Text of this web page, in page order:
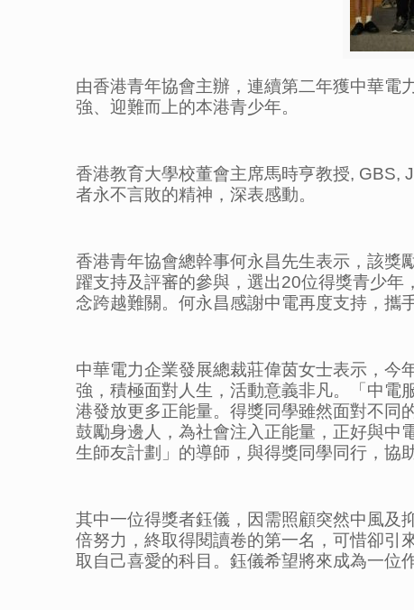
由香港青年協會主辦，連續第二年獲中華電
強、迎難而上的本港青少年。
香港教育大學校董會主席馬時亨教授, GBS,
者永不言敗的精神，深表感動。
香港青年協會總幹事何永昌先生表示，該獎
躍支持及評審的參與，選出20位得獎青少
念跨越難關。何永昌感謝中電再度支持，攜
中華電力企業發展總裁莊偉茵女士表示，今
強，積極面對人生，活動意義非凡。「中電
港發放更多正能量。得獎同學雖然面對不同
鼓勵身邊人，為社會注入正能量，正好與中
生師友計劃」的導師，與得獎同學同行，協
其中一位得獎者鈺儀，因需照顧突然中風及
倍努力，終取得閱讀卷的第一名，可惜卻引
取自己喜愛的科目。鈺儀希望將來成為一位